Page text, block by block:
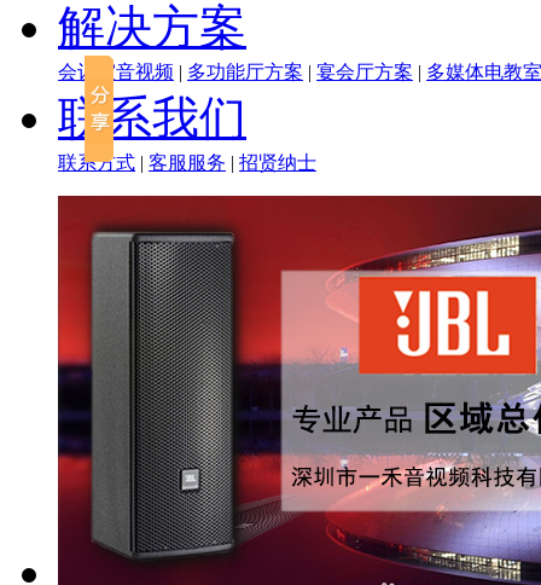
解决方案
会议室音视频 | 多功能厅方案 | 宴会厅方案 | 多媒体电教室
联系我们
联系方式 | 客服服务 | 招贤纳士